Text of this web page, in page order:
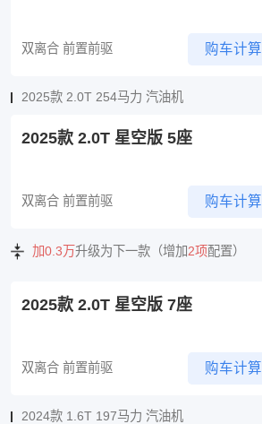
双离合 前置前驱 购车计算
2025款 2.0T 254马力 汽油机
2025款 2.0T 星空版 5座
双离合 前置前驱 购车计算
加0.3万升级为下一款（增加2项配置）
2025款 2.0T 星空版 7座
双离合 前置前驱 购车计算
2024款 1.6T 197马力 汽油机